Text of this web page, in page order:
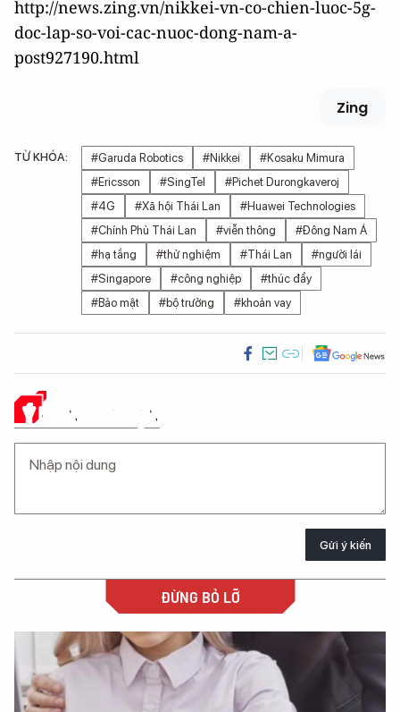
http://news.zing.vn/nikkei-vn-co-chien-luoc-5g-
doc-lap-so-voi-cac-nuoc-dong-nam-a-
post927190.html
Zing
TỪ KHÓA: #Garuda Robotics #Nikkei
#Kosaku Mimura
#Ericsson
#SingTel
#Pichet Durongkaveroj
#4G
#Xã hội Thái Lan
#Huawei Technologies
#Chính Phủ Thái Lan
#viễn thông
#Đông Nam Á
#hạ tầng
#thử nghiệm #Thái Lan
#người lái
#Singapore
#công nghiệp
#thúc đẩy
#Bảo mật
#bộ trưởng #khoản vay
Ý KIẾN CỦA BẠN
Gửi ý kiến
ĐỪNG BỎ LỠ